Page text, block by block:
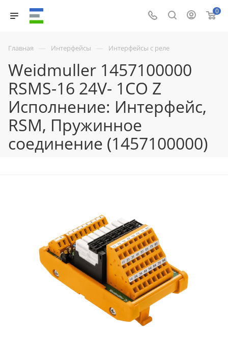
0
Главная — Интерфейсы — Интерфейсы с реле
Weidmuller 1457100000
RSMS-16 24V- 1CO Z
Исполнение: Интерфейс,
RSM, Пружинное
соединение (1457100000)